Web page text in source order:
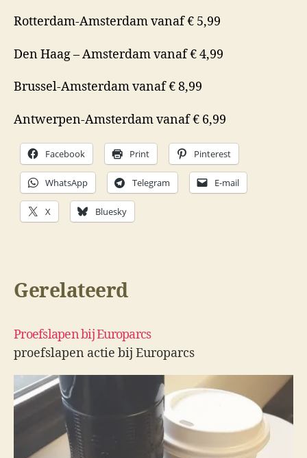
Rotterdam-Amsterdam vanaf € 5,99
Den Haag – Amsterdam vanaf € 4,99
Brussel-Amsterdam vanaf € 8,99
Antwerpen-Amsterdam vanaf € 6,99
Facebook Print Pinterest
WhatsApp Telegram E-mail
X Bluesky
Gerelateerd
Proefslapen bij Europarcs
proefslapen actie bij Europarcs